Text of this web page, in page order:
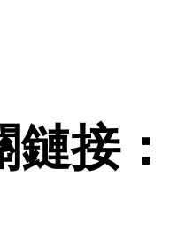
接：